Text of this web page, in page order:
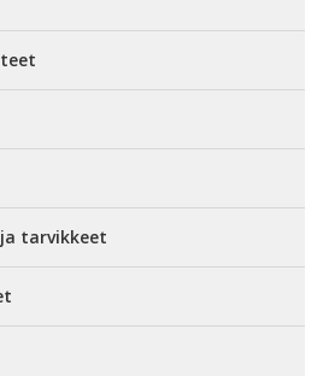
tarvikkeet